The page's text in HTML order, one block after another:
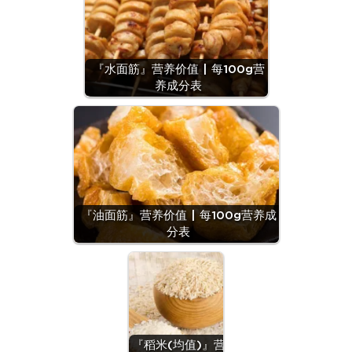
『水面筋』营养价值 | 每100g营
养成分表
『油面筋』营养价值 | 每100g营养成
分表
『稻米(均值)』营